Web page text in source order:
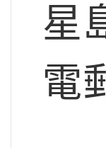
星
電